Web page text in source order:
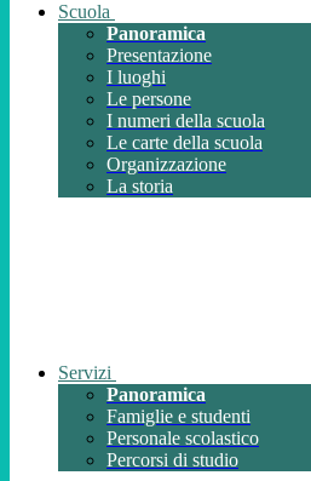
Scuola
Panoramica
Presentazione
I luoghi
Le persone
I numeri della scuola
Le carte della scuola
Organizzazione
La storia
Servizi
Panoramica
Famiglie e studenti
Personale scolastico
Percorsi di studio